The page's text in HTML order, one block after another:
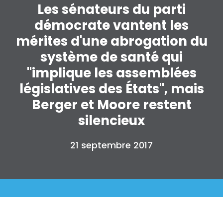
Les sénateurs du parti
démocrate vantent les
mérites d'une abrogation du
système de santé qui
"implique les assemblées
législatives des États", mais
Berger et Moore restent
silencieux
21 septembre 2017